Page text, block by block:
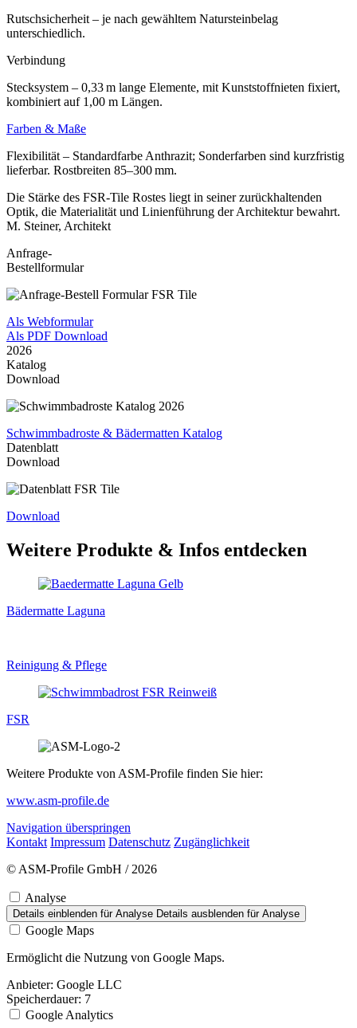
Rutschsicherheit – je nach gewähltem Natursteinbelag
unterschiedlich.
Verbindung
Stecksystem – 0,33 m lange Elemente, mit Kunststoffnieten fixiert,
kombiniert auf 1,00 m Längen.
Farben & Maße
Flexibilität – Standardfarbe Anthrazit; Sonderfarben sind kurzfristig
lieferbar. Rostbreiten 85–300 mm.
Die Stärke des FSR-Tile Rostes liegt in seiner zurückhaltenden
Optik, die Materialität und Linienführung der Architektur bewahrt.
M. Steiner, Architekt
Anfrage-
Bestellformular
Als Webformular
Als PDF Download
2026
Katalog
Download
Schwimmbadroste & Bädermatten Katalog
Datenblatt
Download
Download
Weitere Produkte & Infos entdecken
Bädermatte Laguna
Reinigung & Pflege
FSR
Weitere Produkte von ASM-Profile finden Sie hier:
www.asm-profile.de
Navigation überspringen
Kontakt Impressum Datenschutz Zugänglichkeit
© ASM-Profile GmbH / 2026
Analyse
Details einblenden für Analyse Details ausblenden für Analyse
Google Maps
Ermöglicht die Nutzung von Google Maps.
Anbieter: Google LLC
Speicherdauer: 7
Google Analytics